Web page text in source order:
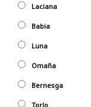
Laciana
Babia
Luna
Omaña
Bernesga
Torío